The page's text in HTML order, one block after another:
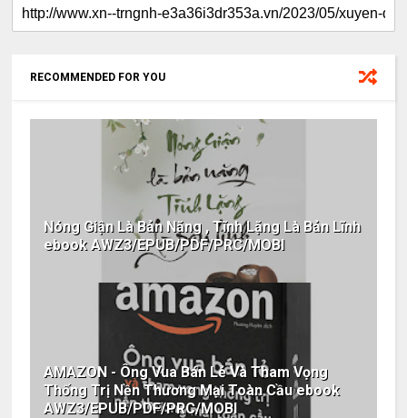
RECOMMENDED FOR YOU
Nóng Giận Là Bản Năng , Tĩnh Lặng Là Bản Lĩnh
ebook AWZ3/EPUB/PDF/PRC/MOBI
AMAZON - Ông Vua Bán Lẻ Và Tham Vọng
Thống Trị Nền Thương Mại Toàn Cầu ebook
AWZ3/EPUB/PDF/PRC/MOBI